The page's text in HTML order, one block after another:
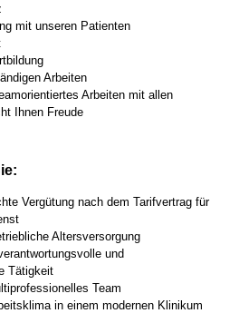
mit unseren Patienten
Arbeiten
Arbeiten mit allen
Ihnen Freude
Vergütung nach dem Tarifvertrag für
Altersversorgung
und
Tätigkeit
Team
in einem modernen Klinikum